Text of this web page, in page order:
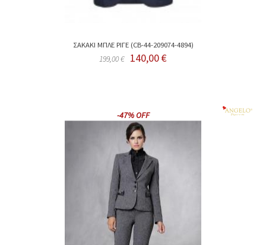
ΣΑΚΑΚΙ ΜΠΛΕ ΡΙΓΕ (CB-44-209074-4894)
199,00 € 140,00 €
-47% OFF